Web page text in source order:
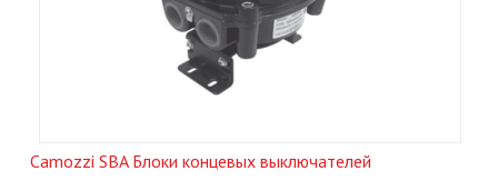
Camozzi SBA Блоки концевых выключателей